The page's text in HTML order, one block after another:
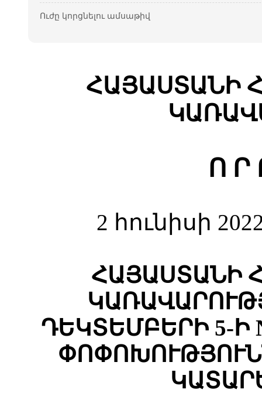
Ուժը կորցնելու ամսաթիվ
ՀԱՅԱՍՏԱՆԻ
Ո Ր
2 հունիսի
ՀԱՅԱՍՏԱՆԻ
ԴԵԿՏԵՄԲԵՐԻ 5-Ի